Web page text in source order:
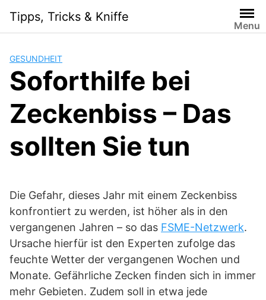
i
Tipps, Tricks & Kniffe
Menu
GESUNDHEIT
Soforthilfe bei
Zeckenbiss – Das
sollten Sie tun
Die Gefahr, dieses Jahr mit einem Zeckenbiss
konfrontiert zu werden, ist höher als in den
vergangenen Jahren – so das FSME-Netzwerk.
Ursache hierfür ist den Experten zufolge das
feuchte Wetter der vergangenen Wochen und
Monate. Gefährliche Zecken finden sich in immer
mehr Gebieten. Zudem soll in etwa jede